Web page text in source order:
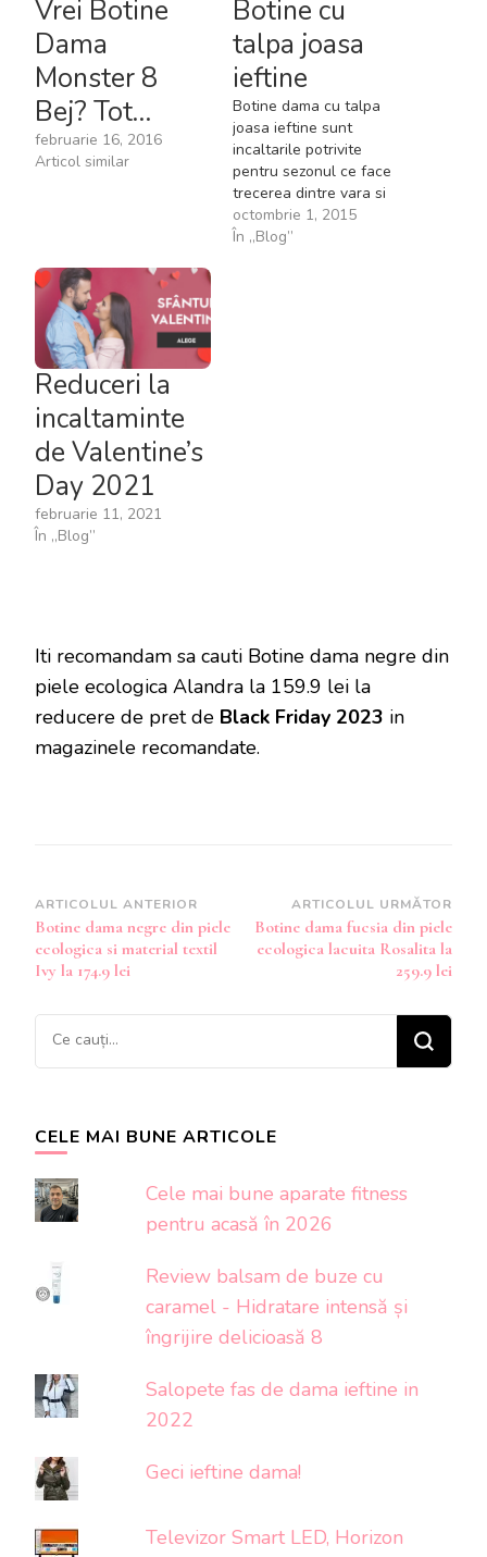
Vrei Botine
Dama
Monster 8
Bej? Tot…
februarie 16, 2016
Articol similar
Botine cu
talpa joasa
ieftine
Botine dama cu talpa
joasa ieftine sunt
incaltarile potrivite
pentru sezonul ce face
trecerea dintre vara si
iarna. O plimbare pe
aleile parcului printre
octombrie 1, 2015
În „Blog”
Reduceri la
incaltaminte
de Valentine’s
Day 2021
februarie 11, 2021
În „Blog”
Iti recomandam sa cauti Botine dama negre din
piele ecologica Alandra la 159.9 lei la
reducere de pret de Black Friday 2023 in
magazinele recomandate.
Navigare
în
articole
ARTICOLUL ANTERIOR
Botine dama negre din piele
ecologica si material textil
Ivy la 174.9 lei
ARTICOLUL URMĂTOR
Botine dama fucsia din piele
ecologica lacuita Rosalita la
259.9 lei
Cauți
ceva?
CELE MAI BUNE ARTICOLE
Cele mai bune aparate fitness
pentru acasă în 2026
Review balsam de buze cu
caramel - Hidratare intensă și
îngrijire delicioasă 8
Salopete fas de dama ieftine in
2022
Geci ieftine dama!
Televizor Smart LED, Horizon